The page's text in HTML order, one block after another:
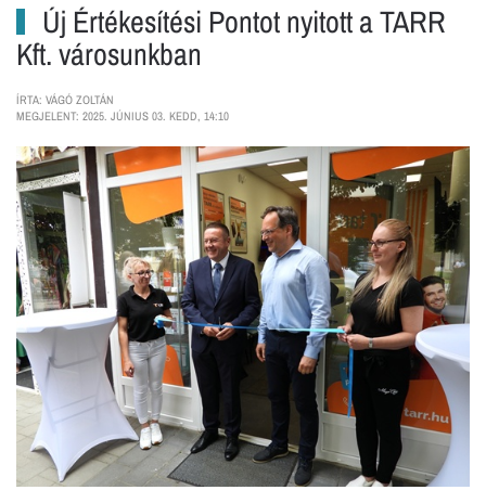
Új Értékesítési Pontot nyitott a TARR
Kft. városunkban
ÍRTA: VÁGÓ ZOLTÁN
MEGJELENT: 2025. JÚNIUS 03. KEDD, 14:10